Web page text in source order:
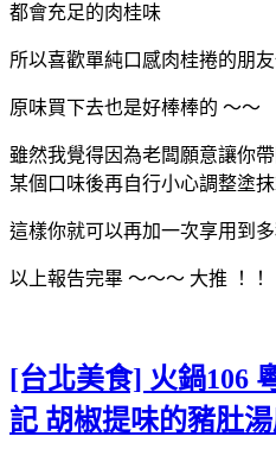
都會充足的肉桂味
所以喜歡單純口感肉桂捲的朋
原味買下去也是好棒棒的 ～～
雖然我覺得因為老闆願意讓你
某個口味後再自行小心調整塗抹
這樣你就可以再加一次享用到
以上報告完畢 ～～～ 大推 ！！
[台北美食] 火鍋106
記 胡椒提味的豬肚